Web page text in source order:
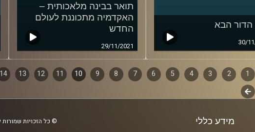
30/
תואר בבינה מלאכותית –
האקדמיה מתכוננת לעולם
החדש
29/11/2021
1
2
3
4
5
6
7
8
9
10
11
12
13
14
לשלב
מידע כללי © כל הזכויות שמורות